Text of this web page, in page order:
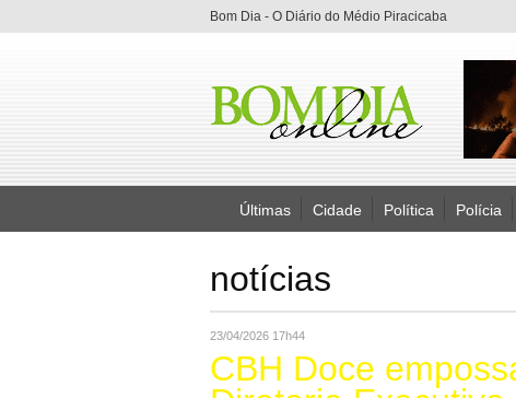
Bom Dia - O Diário do Médio Piracicaba
Últimas Cidade Política Polícia
notícias
23/04/2026 17h44
CBH Doce